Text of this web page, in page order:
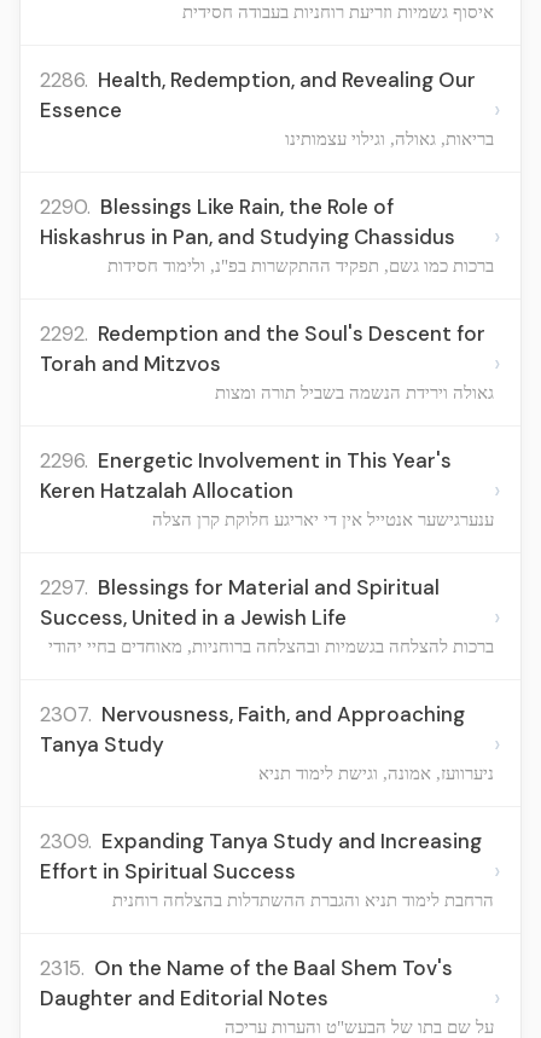
איסוף גשמיות וזריעת רוחניות בעבודה חסידית
2286. Health, Redemption, and Revealing Our
Essence
בריאות, גאולה, וגילוי עצמותינו
›
2290. Blessings Like Rain, the Role of
Hiskashrus in Pan, and Studying Chassidus
ברכות כמו גשם, תפקיד ההתקשרות בפ"נ, ולימוד חסידות
›
2292. Redemption and the Soul's Descent for
Torah and Mitzvos
גאולה וירידת הנשמה בשביל תורה ומצות
›
2296. Energetic Involvement in This Year's
Keren Hatzalah Allocation
ענערגישער אנטייל אין די יאריגע חלוקת קרן הצלה
›
2297. Blessings for Material and Spiritual
Success, United in a Jewish Life
ברכות להצלחה בגשמיות ובהצלחה ברוחניות, מאוחדים בחיי יהודי
›
2307. Nervousness, Faith, and Approaching
Tanya Study
ניערוועז, אמונה, וגישת לימוד תניא
›
2309. Expanding Tanya Study and Increasing
Effort in Spiritual Success
הרחבת לימוד תניא והגברת ההשתדלות בהצלחה רוחנית
›
2315. On the Name of the Baal Shem Tov's
Daughter and Editorial Notes
על שם בתו של הבעש"ט והערות עריכה
›